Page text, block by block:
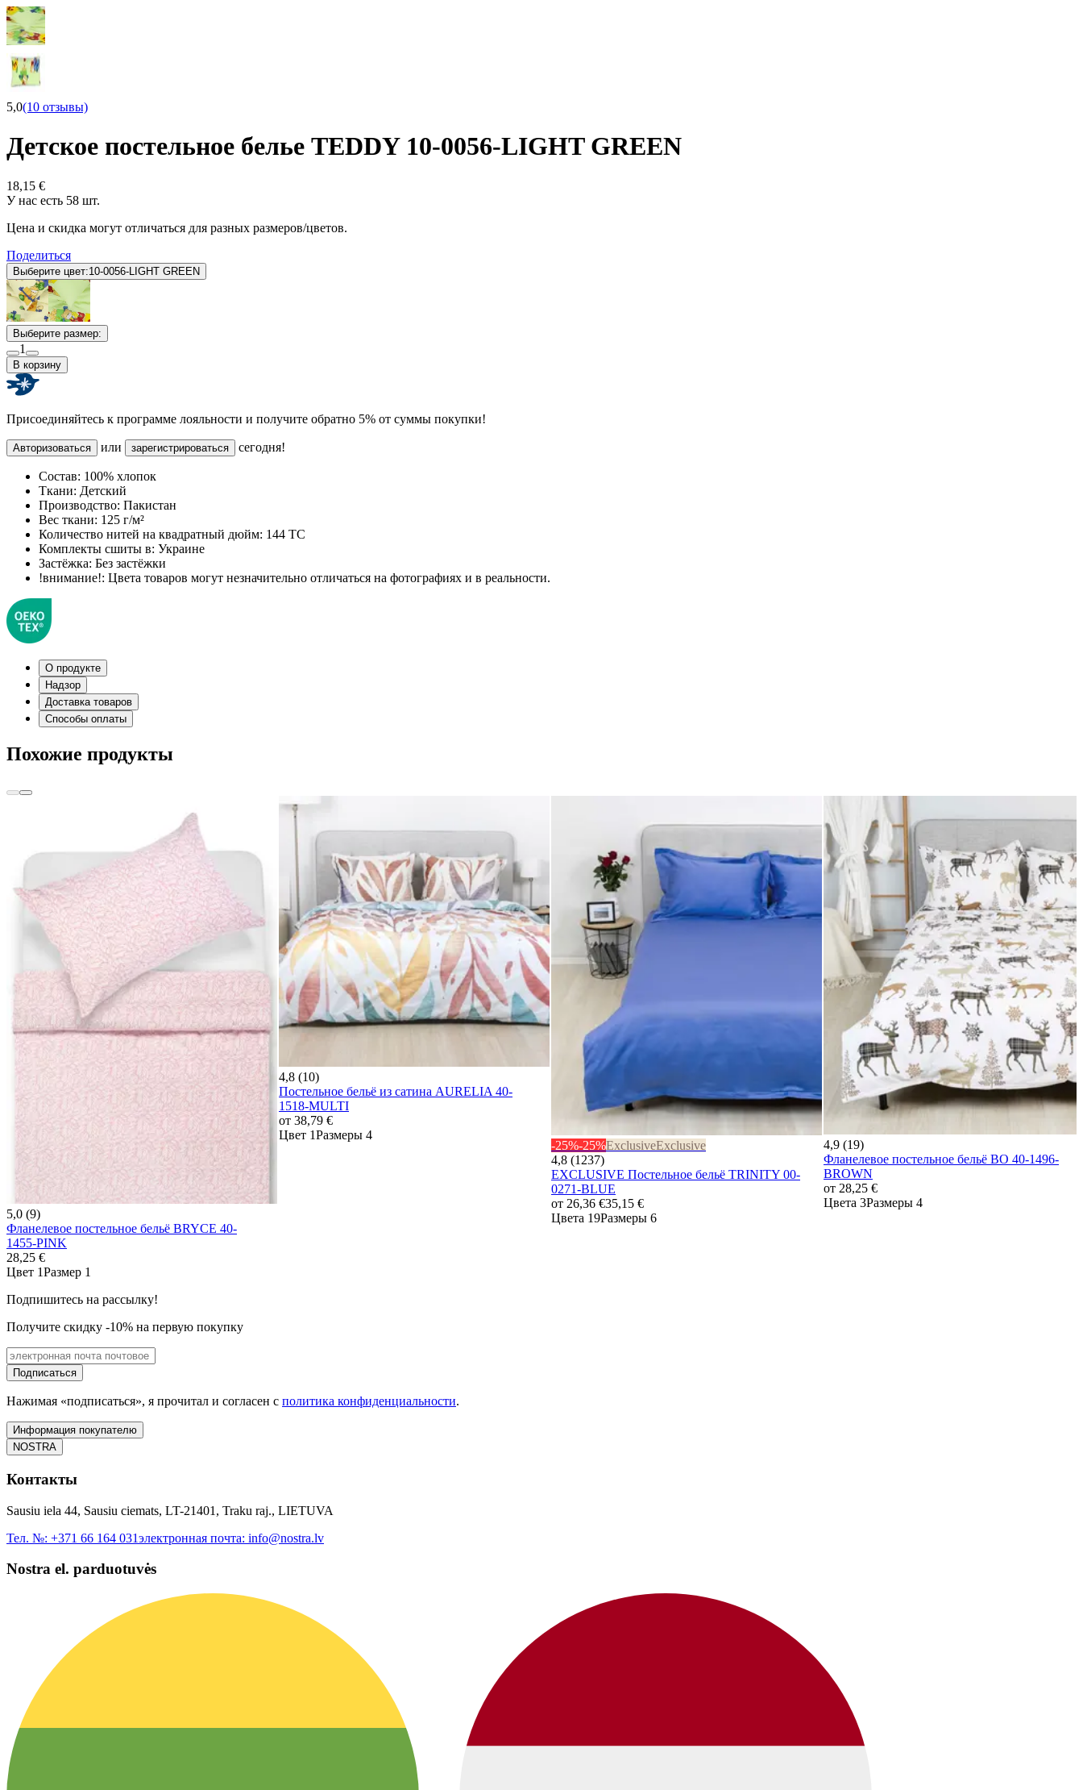
5,0(10 отзывы)
Детское постельное белье TEDDY 10-0056-LIGHT GREEN
18,15 €
У нас есть 58 шт.
Цена и скидка могут отличаться для разных размеров/цветов.
Поделиться
Выберите цвет:10-0056-LIGHT GREEN
Выберите размер:
1
В корзину
Присоединяйтесь к программе лояльности и получите обратно 5% от суммы покупки!
Авторизоваться или зарегистрироваться сегодня!
Состав: 100% хлопок
Ткани: Детский
Производство: Пакистан
Вес ткани: 125 г/м²
Количество нитей на квадратный дюйм: 144 TC
Комплекты сшиты в: Украине
Застёжка: Без застёжки
!внимание!: Цвета товаров могут незначительно отличаться на фотографиях и в реальности.
О продукте
Надзор
Доставка товаров
Способы оплаты
Похожие продукты
5,0 (9)
Фланелевое постельное бельё BRYCE 40-
1455-PINK
28,25 €
Цвет 1Размер 1
4,8 (10)
Постельное бельё из сатина AURELIA 40-
1518-MULTI
от 38,79 €
Цвет 1Размеры 4
-25%-25%ExclusiveExclusive
4,8 (1237)
EXCLUSIVE Постельное бельё TRINITY 00-
0271-BLUE
от 26,36 €35,15 €
Цвета 19Размеры 6
4,9 (19)
Фланелевое постельное бельё BO 40-1496-
BROWN
от 28,25 €
Цвета 3Размеры 4
Подпишитесь на рассылку!
Получите скидку -10% на первую покупку
Подписаться
Нажимая «подписаться», я прочитал и согласен с политика конфиденциальности.
Информация покупателю
NOSTRA
Контакты
Sausiu iela 44, Sausiu ciemats, LT-21401, Traku raj., LIETUVA
Тел. №: +371 66 164 031электронная почта: info@nostra.lv
Nostra el. parduotuvės